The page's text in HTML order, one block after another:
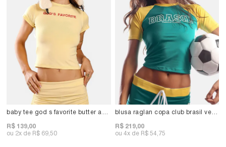
R$ 139,00
2x R$ 69,50
R$ 219,00
4x R$ 54,75